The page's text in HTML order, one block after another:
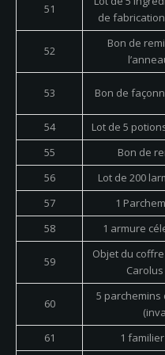
51
de
52
Bon de
53 Bon de
54
Lot de 5
55
Bon de
56
Lot de 200
57
1
58
1 armure
59
Objet du
60
5 parchemins
61 1